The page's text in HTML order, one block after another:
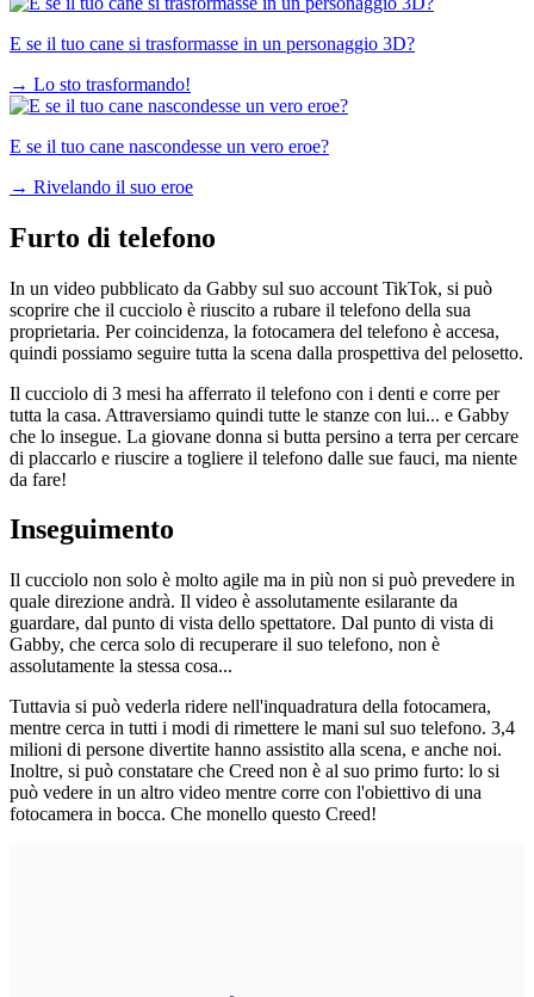
E se il tuo cane si trasformasse in un personaggio 3D?
→ Lo sto trasformando!
E se il tuo cane nascondesse un vero eroe?
→ Rivelando il suo eroe
Furto di telefono
In un video pubblicato da Gabby sul suo account TikTok, si può
scoprire che il cucciolo è riuscito a rubare il telefono della sua
proprietaria. Per coincidenza, la fotocamera del telefono è accesa,
quindi possiamo seguire tutta la scena dalla prospettiva del pelosetto.
Il cucciolo di 3 mesi ha afferrato il telefono con i denti e corre per
tutta la casa. Attraversiamo quindi tutte le stanze con lui... e Gabby
che lo insegue. La giovane donna si butta persino a terra per cercare
di placcarlo e riuscire a togliere il telefono dalle sue fauci, ma niente
da fare!
Inseguimento
Il cucciolo non solo è molto agile ma in più non si può prevedere in
quale direzione andrà. Il video è assolutamente esilarante da
guardare, dal punto di vista dello spettatore. Dal punto di vista di
Gabby, che cerca solo di recuperare il suo telefono, non è
assolutamente la stessa cosa...
Tuttavia si può vederla ridere nell'inquadratura della fotocamera,
mentre cerca in tutti i modi di rimettere le mani sul suo telefono. 3,4
milioni di persone divertite hanno assistito alla scena, e anche noi.
Inoltre, si può constatare che Creed non è al suo primo furto: lo si
può vedere in un altro video mentre corre con l'obiettivo di una
fotocamera in bocca. Che monello questo Creed!